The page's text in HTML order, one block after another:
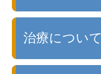
治療について